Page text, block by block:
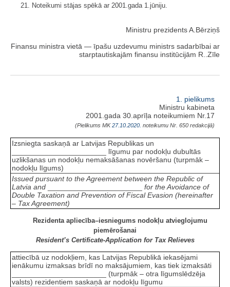
21. Noteikumi stājas spēkā ar 2001.gada 1.jūniju.
Ministru prezidents A.Bērziņš
Finansu ministra vietā — īpašu uzdevumu ministrs sadarbībai ar
starptautiskajām finansu institūcijām R..Zīle
1. pielikums
Ministru kabineta
2001.gada 30.aprīļa noteikumiem Nr.17
(Pielikums MK27.10.2020. noteikumu Nr. 650 redakcijā)
Izsniegta saskaņā ar Latvijas Republikas un
_______________________ līgumu par nodokļu dubultās
uzlikšanas un nodokļu nemaksāšanas novēršanu (turpmāk –
nodokļu līgums)
Issued pursuant to the Agreement between the Republic of
Latvia and
for the Avoidance of
Double Taxation and Prevention of Fiscal Evasion (hereinafter
– Tax Agreement)
Rezidenta apliecība–iesniegums nodokļu atvieglojumu
piemērošanai
Resident’s Certificate-Application for Tax Relieves
attiecībā uz nodokļiem, kas Latvijas Republikā iekasējami
ienākumu izmaksas brīdī no maksājumiem, kas tiek izmaksāti
_______________________ (turpmāk – otra līgumslēdzēja
valsts) rezidentiem saskaņā ar nodokļu līgumu